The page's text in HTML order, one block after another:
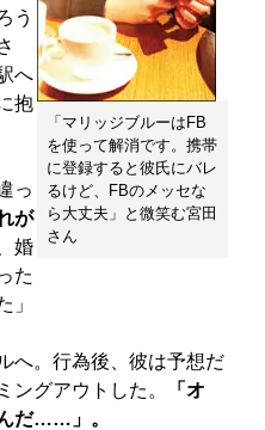
「マリッジブルーはFB
を使って解消です。携帯
に登録すると彼氏にバレ
るけど、FBのメッセな
ら大丈夫」と微笑む宮田
さん
う
へ
抱
っ
が
婚
た
」
へ。行為後、彼は予想だ
ングアウトした。
「オ
だ……」。